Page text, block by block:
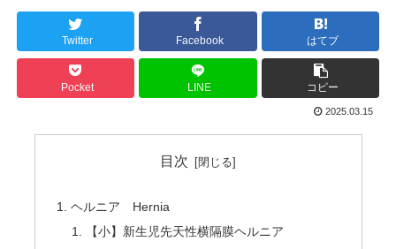
Twitter Facebook はてブ
Pocket LINE コピー
2025.03.15
目次
ヘルニア Hernia
【小】新生児先天性横隔膜ヘルニア